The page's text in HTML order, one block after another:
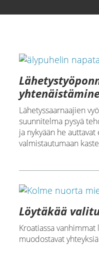
Lähetyssaarnaajien
suunnitelma pysyä
ja nykyään he
valmistautumaan
Löytäkää
Kroatiassa
muodostavat